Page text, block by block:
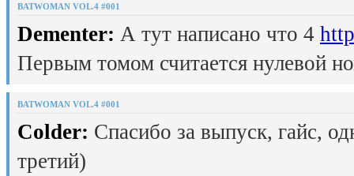
BATWOMAN VOL.4 #001
Dementer: А тут написано что 4
Первым томом считается нулевой
BATWOMAN VOL.4 #001
Colder: Спасибо за выпуск, гайс,
третий)